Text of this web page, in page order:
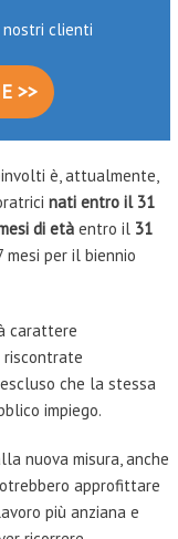
nostri clienti
>>
è, attualmente,
nati entro il 31
di etàentro il 31
per il biennio
carattere
riscontrate
che la stessa
impiego.
nuova misura, anche
approfittare
più anziana e